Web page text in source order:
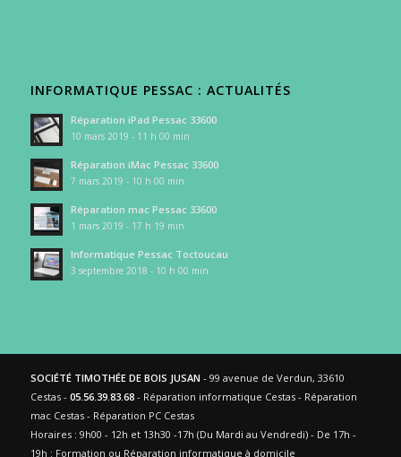
INFORMATIQUE PESSAC : ACTUALITÉS
Réparation iPad Pessac 33600
10 mars 2019 - 11 h 00 min
Réparation iMac Pessac 33600
7 mars 2019 - 10 h 00 min
Réparation mac Pessac 33600
1 mars 2019 - 17 h 19 min
Informatique Pessac Toctoucau
3 septembre 2018 - 10 h 00 min
SOCIÉTÉ TIMOTHÉE DE BOIS JUSAN - 99 avenue de Verdun, 33610
Cestas - 05.56.39.83.68- Réparation informatique Cestas - Réparation
mac Cestas - Réparation PC Cestas
Horaires : 9h00 - 12h et 13h30 -17h (Du Mardi au Vendredi) - De 17h -
19h : Formation ou Réparation informatique à domicile